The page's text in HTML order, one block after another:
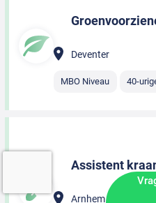
Deventer
MBO Niveau 40-
Assistent
Arnhem